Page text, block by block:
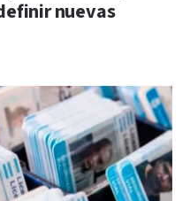
nuevas